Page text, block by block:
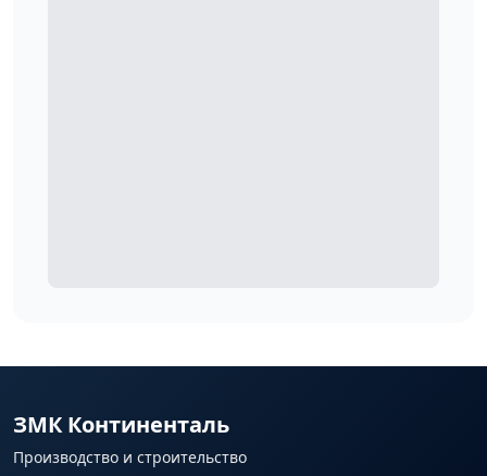
ЗМК Континенталь
Производство и строительство